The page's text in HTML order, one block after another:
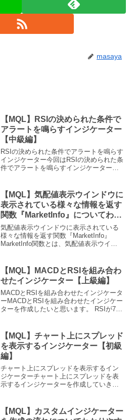
masaya
【MQL】RSIの決められた条件で
アラートを鳴らすインジケーター
【中級編】
RSIの決められた条件でアラートを鳴らす
インジケーター今回はRSIの決められた条
件でアラートを鳴らすインジケーターを
ーが結構多くいますが、アラートを鳴ら
すだけなら誰でも...
【MQL】気配値表示ウインドウに
表示されている様々な情報を返す
関数『MarketInfo』についてわか
りやすく説明してみた
気配値表示ウインドウに表示されている
様々な情報を返す関数『MarketInfo』
MarketInfo関数とは、気配値表示ウイン
ト情報を扱う関数です。Mark...
【MQL】MACDとRSIを組み合わ
せたインジケーター【上級編】
MACDとRSIを組み合わせたインジケータ
ーMACDとRSIを組み合わせたインジケー
ターを作成したいと思います。 RSIが70
MACDがデッドクロスした場合にショ
ー...
【MQL】チャート上にスプレッド
を表示するインジケーター【初級
編】
チャート上にスプレッドを表示するイン
ジケーターチャート上にスプレッドを表
示するインジケーターを作成していきま
（MetaEditor）を立ち上げましょう。操
作は以下に記載し...
【MQL】カスタムインジケーター